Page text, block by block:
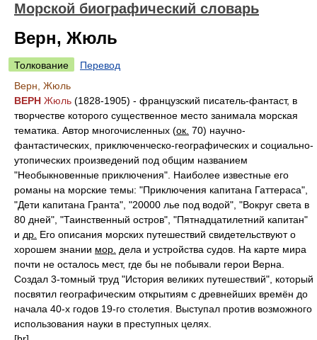
Морской биографический словарь
Верн, Жюль
Толкование
Перевод
Верн, Жюль
ВЕРН Жюль (1828-1905) - французский писатель-фантаст, в
творчестве которого существенное место занимала морская
тематика. Автор многочисленных (ок. 70) научно-
фантастических, приключенческо-географических и социально-
утопических произведений под общим названием
"Необыкновенные приключения". Наиболее известные его
романы на морские темы: "Приключения капитана Гаттераса",
"Дети капитана Гранта", "20000 лье под водой", "Вокруг света в
80 дней", "Таинственный остров", "Пятнадцатилетний капитан"
и др. Его описания морских путешествий свидетельствуют о
хорошем знании мор. дела и устройства судов. На карте мира
почти не осталось мест, где бы не побывали герои Верна.
Создал 3-томный труд "История великих путешествий", который
посвятил географическим открытиям с древнейших времён до
начала 40-х годов 19-го столетия. Выступал против возможного
использования науки в преступных целях.